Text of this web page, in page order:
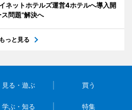
ネットホテルズ運営4ホテルへ導入開
問題”解決へ
もっと見る
見る・遊ぶ 買う
学ぶ・知る 特集